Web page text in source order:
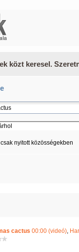
közt keresel.
csak nyitott közösségekben
cactus 00:00 (videó),